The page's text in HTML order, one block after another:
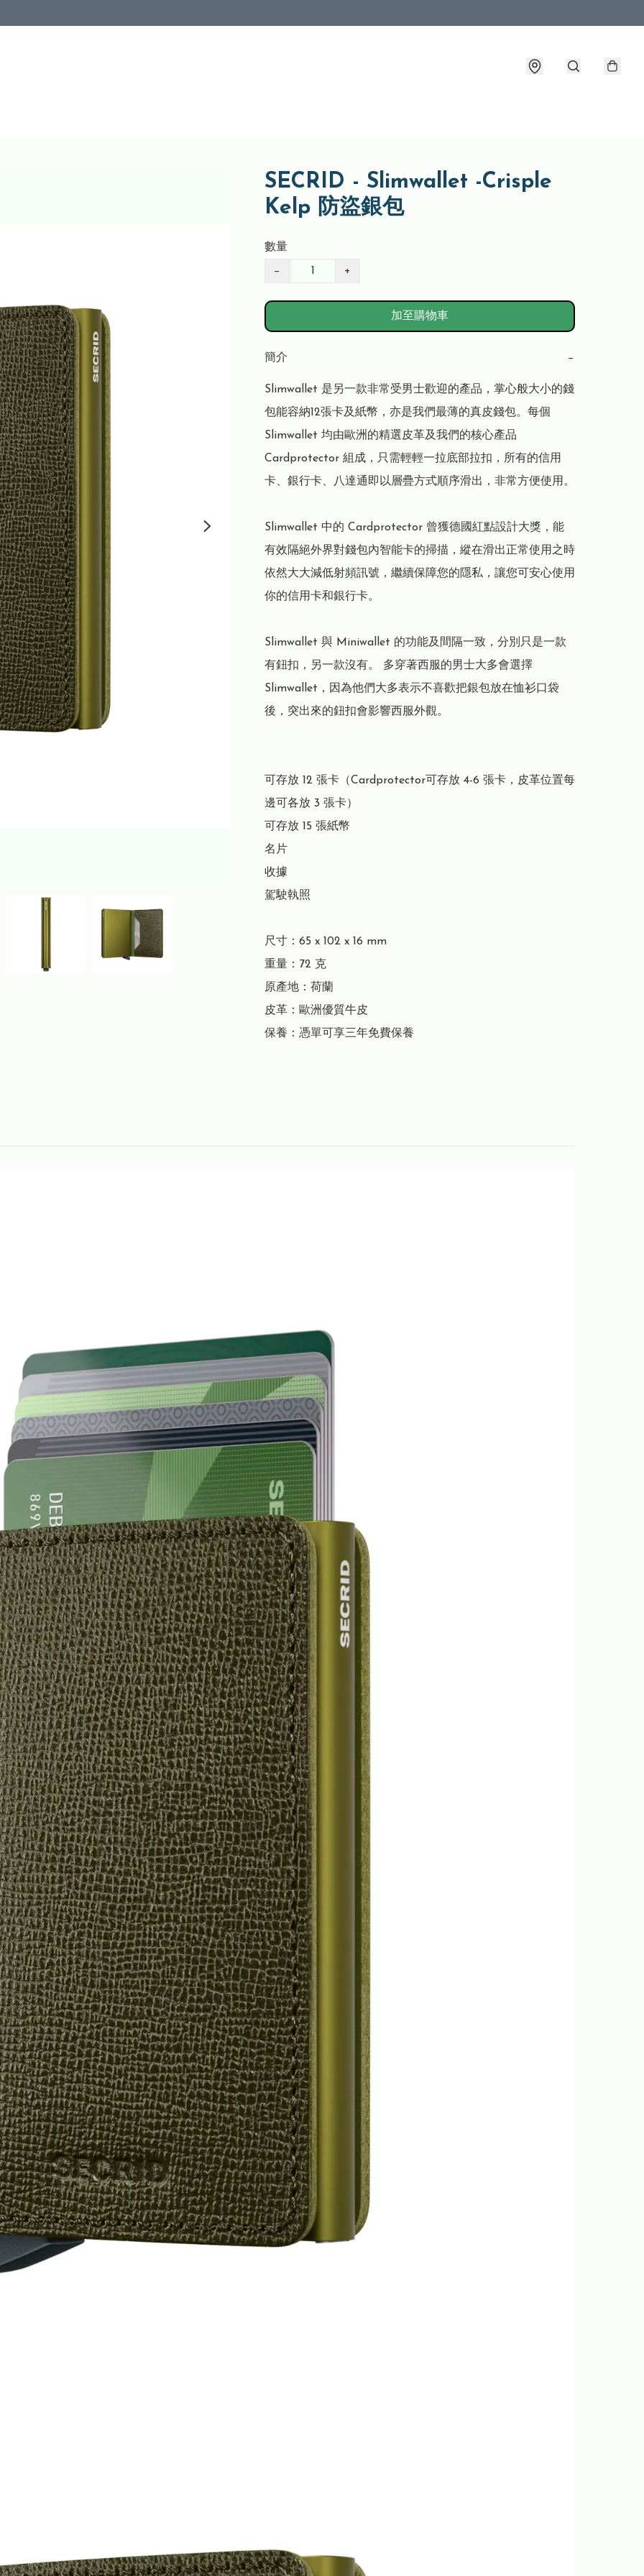
SECRID - Slimwallet -Crisple
Kelp 防盜銀包
數量
− +
加至購物車
簡介 −
Slimwallet 是另一款非常受男士歡迎的產品，掌心般大小的錢
包能容納12張卡及紙幣，亦是我們最薄的真皮錢包。每個
Slimwallet 均由歐洲的精選皮革及我們的核心產品
Cardprotector 組成，只需輕輕一拉底部拉扣，所有的信用
卡、銀行卡、八達通即以層疊方式順序滑出，非常方便使用。
Slimwallet 中的 Cardprotector 曾獲德國紅點設計大獎，能
有效隔絕外界對錢包內智能卡的掃描，縱在滑出正常使用之時
依然大大減低射頻訊號，繼續保障您的隱私，讓您可安心使用
你的信用卡和銀行卡。
Slimwallet 與 Miniwallet 的功能及間隔一致，分別只是一款
有鈕扣，另一款沒有。 多穿著西服的男士大多會選擇
Slimwallet，因為他們大多表示不喜歡把銀包放在恤衫口袋
後，突出來的鈕扣會影響西服外觀。
可存放 12 張卡（Cardprotector可存放 4-6 張卡，皮革位置每
邊可各放 3 張卡）
可存放 15 張紙幣
名片
收據
駕駛執照
尺寸：65 x 102 x 16 mm
重量：72 克
原產地：荷蘭
皮革：歐洲優質牛皮
保養：憑單可享三年免費保養